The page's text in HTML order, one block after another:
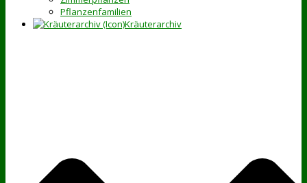
Pflanzenfamilien
Kräuterarchiv